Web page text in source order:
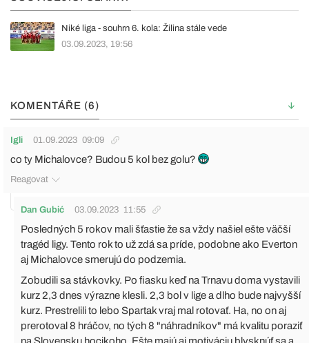
Niké liga - souhrn 6. kola: Žilina stále vede
03.09.2023, 19:56
KOMENTÁŘE (6)
Igli 01.09.2023 09:09
co ty Michalovce? Budou 5 kol bez golu?
Reagovat
Dan Gubić 03.09.2023 11:55
Posledných 5 rokov mali šťastie že sa vždy našiel ešte väčší
tragéd ligy. Tento rok to už zdá sa príde, podobne ako Everton
aj Michalovce smerujú do podzemia.
Zobudili sa stávkovky. Po fiasku keď na Trnavu doma vystavili
kurz 2,3 dnes výrazne klesli. 2,3 bol v lige a dlho bude najvyšší
kurz. Prestrelili to lebo Spartak vraj mal rotovať. Ha, no on aj
prerotoval 8 hráčov, no tých 8 "náhradníkov" má kvalitu poraziť